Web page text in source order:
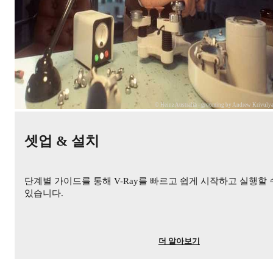
© Heinz Australia - grooming by Andrew
셋업 & 설치
단계별 가이드를 통해 V-Ray를 빠르고 쉽게 시작하고 실행할
있습니다.
더 알아보기